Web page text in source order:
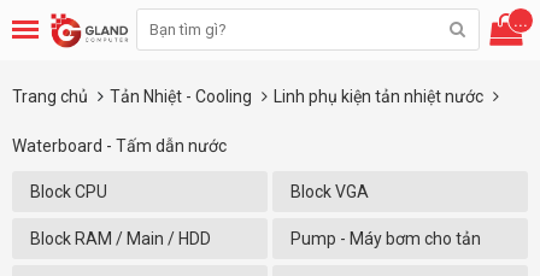
...
Trang chủ Tản Nhiệt - Cooling Linh phụ kiện tản nhiệt nước
Waterboard - Tấm dẫn nước
Block CPU Block VGA
Block RAM / Main / HDD Pump - Máy bơm cho tản